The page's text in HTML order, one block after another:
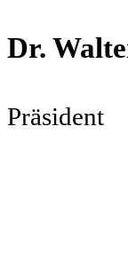
Dr.
Präsident